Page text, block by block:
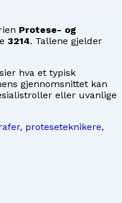
Protese- og
3214. Tallene gjelder
hva et typisk
gjennomsnittet kan
eller uvanlige
proteseteknikere,